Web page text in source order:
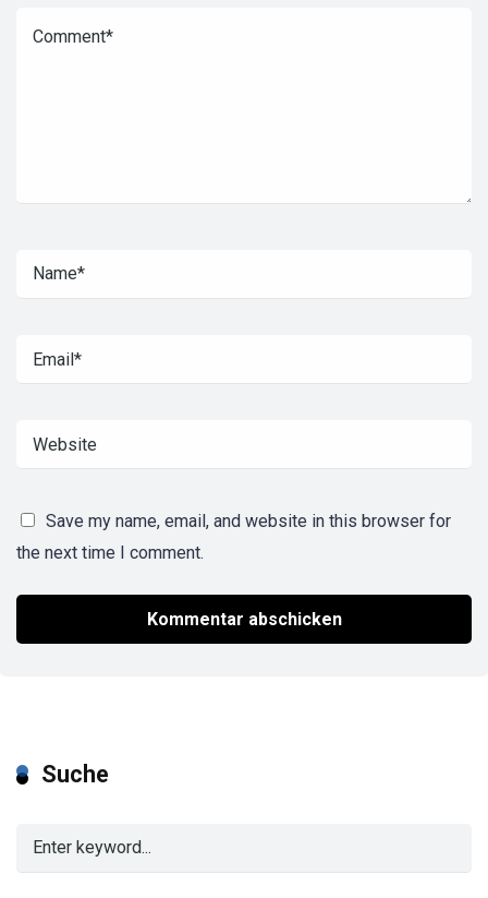
Save my name, email, and website in this browser for
the next time I comment.
Suche